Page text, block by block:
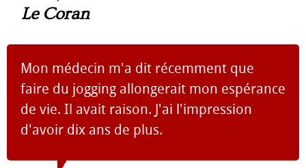
Le Coran
Mon médecin m'a dit récemment que
faire du jogging allongerait mon espérance
de vie. Il avait raison. J'ai l'impression
d'avoir dix ans de plus.